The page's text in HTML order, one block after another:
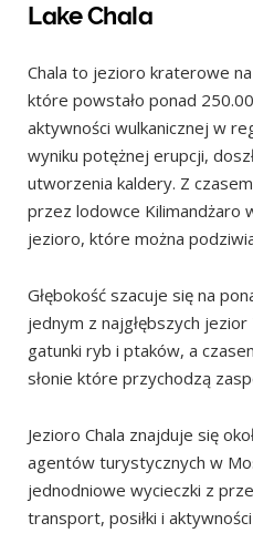
Lake Chala
Chala to jezioro kraterowe
które powstało ponad
aktywności wulkanicznej w
wyniku potężnej erupcji,
utworzenia kaldery. Z
przez lodowce Kilimandżaro
jezioro, które można
Głębokość szacuje się na
jednym z najgłębszych jezior
gatunki ryb i ptaków, a
słonie które przychodzą
Jezioro Chala znajduje się
agentów turystycznych w
jednodniowe wycieczki z
transport, posiłki i